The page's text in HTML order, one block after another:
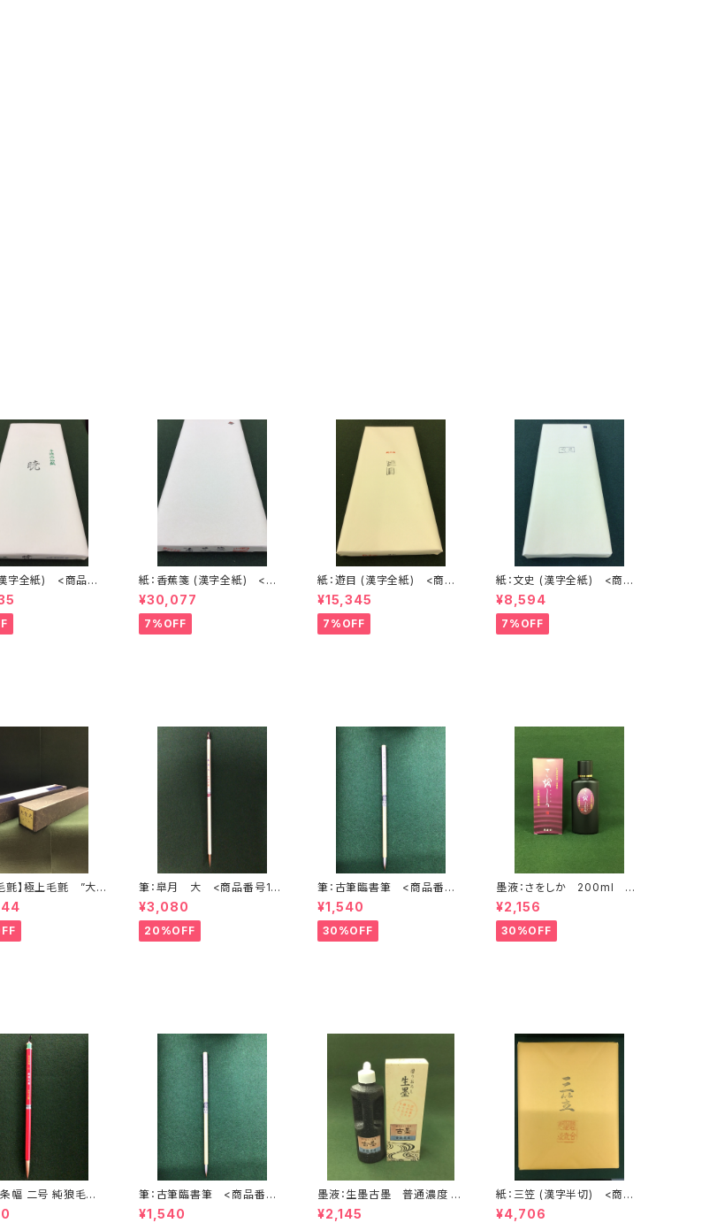
字全紙) <商品番
紙：香蕉箋 (漢字全紙) <商
品番号1581>
¥30,077
7%OFF
紙：遊目 (漢字全紙) <商品
番号1643>
¥15,345
7%OFF
紙：文史 (漢字全紙) <商品
番号1649>
¥8,594
7%OFF
氈】極上毛氈 ”大
３ミリ <商品番
筆：皐月 大 <商品番号174
8>
¥3,080
20%OFF
筆：古筆臨書筆 <商品番号1
747>
¥1,540
30%OFF
墨液：さをしか 200ml <
商品番号1625>
¥2,156
30%OFF
条幅 二号 純狼毛
番号1058>
筆：古筆臨書筆 <商品番号1
747>
¥1,540
墨液：生墨古墨 普通濃度 2
50ｇ <商品番号1104>
¥2,145
紙：三笠 (漢字半切) <商品
番号1219>
¥4,706